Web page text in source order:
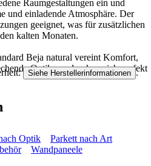
Raumgestaltungen ein und
und einladende Atmosphäre. Der
geeignet, was für zusätzlichen
kalten Monaten.
Beja natural vereint Komfort,
Optik, wodurch er sich perfekt
Siehe Herstellerinformationen .
Optik
Parkett nach Art
Wandpaneele